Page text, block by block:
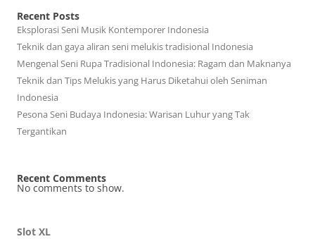
Recent Posts
Eksplorasi Seni Musik Kontemporer Indonesia
Teknik dan gaya aliran seni melukis tradisional Indonesia
Mengenal Seni Rupa Tradisional Indonesia: Ragam dan Maknanya
Teknik dan Tips Melukis yang Harus Diketahui oleh Seniman
Indonesia
Pesona Seni Budaya Indonesia: Warisan Luhur yang Tak
Tergantikan
Recent Comments
No comments to show.
Slot XL